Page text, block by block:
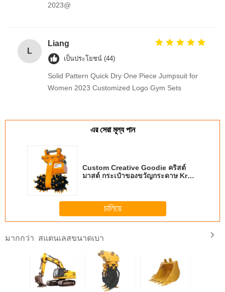
2023@
L
Liang
เป็นประโยชน์ (44)
Solid Pattern Quick Dry One Piece Jumpsuit for
Women 2023 Customized Logo Gym Sets
এর সেরা মূল্য পান
Custom Creative Goodie คริสต์
มาสต์ กระเป๋าของขวัญกระดาษ Kraft
চালিয়ে
มากกว่า สแตนเลสขนาดเบา